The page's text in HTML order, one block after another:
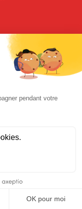
avec modération.